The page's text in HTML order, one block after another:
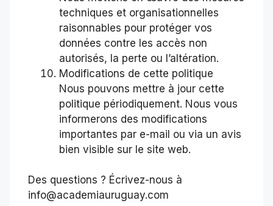
techniques et organisationnelles
raisonnables pour protéger vos
données contre les accès non
autorisés, la perte ou l’altération.
Modifications de cette politique
Nous pouvons mettre à jour cette
politique périodiquement. Nous vous
informerons des modifications
importantes par e-mail ou via un avis
bien visible sur le site web.
Des questions ? Écrivez-nous à
info@academiauruguay.com